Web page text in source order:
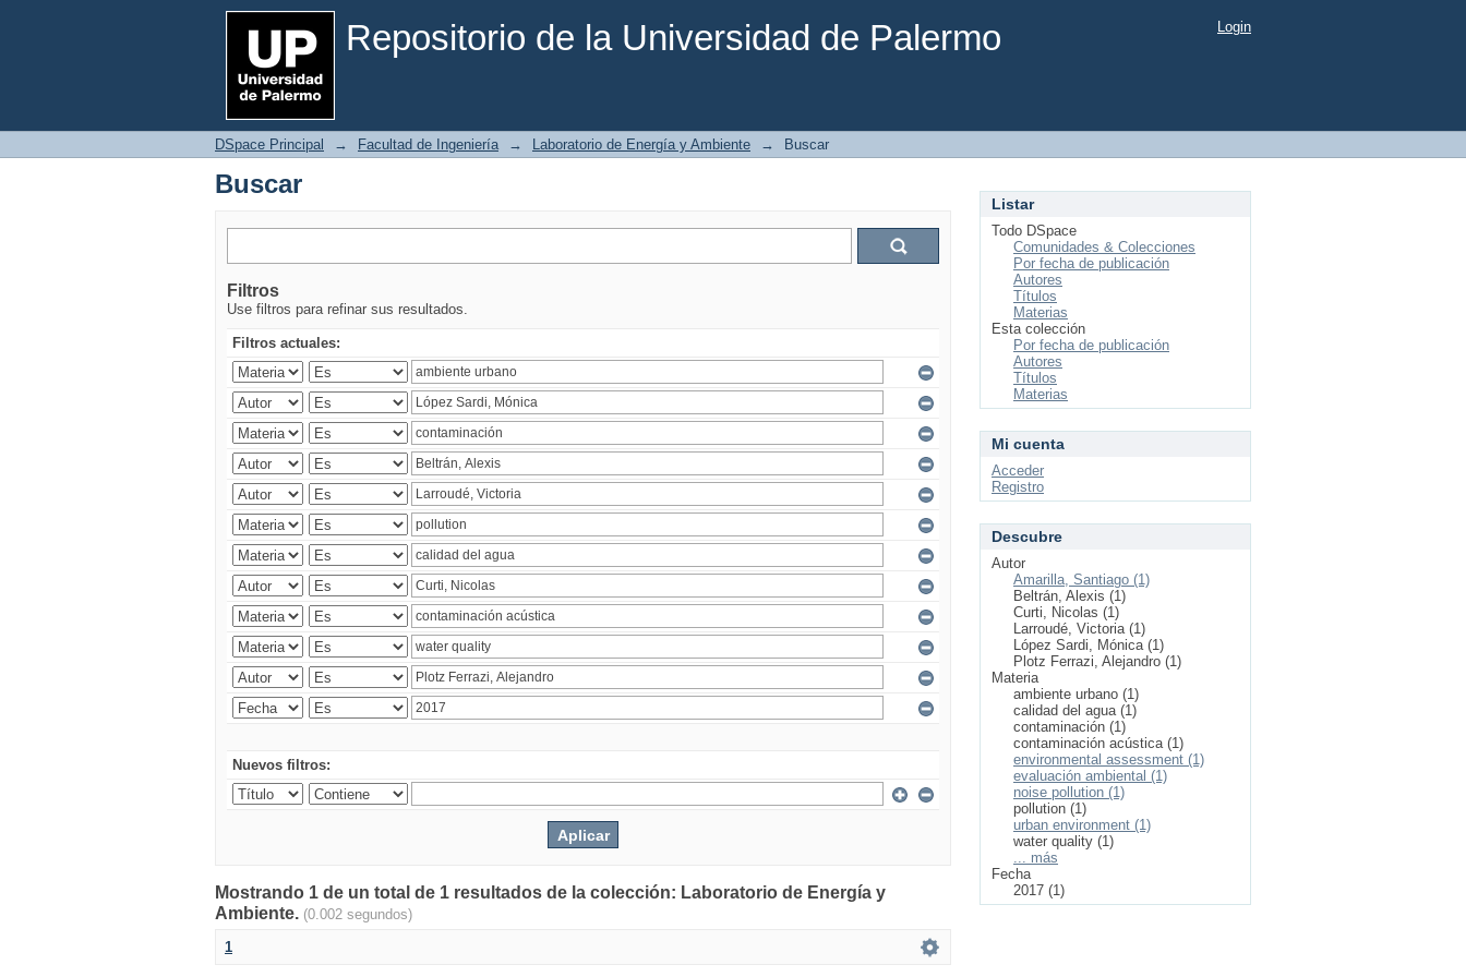
Repositorio de la Universidad de Palermo
Buscar Login
DSpace Principal → Facultad de Ingeniería → Laboratorio de Energía y Ambiente → Buscar
Buscar
Filtros
Use filtros para refinar sus resultados.
Filtros actuales:
Nuevos filtros:
Mostrando 1 de un total de 1 resultados de la colección: Laboratorio de Energía y
Ambiente. (0.002 segundos)
1
Listar
Todo DSpace
Comunidades & Colecciones
Por fecha de publicación
Autores
Títulos
Materias
Esta colección
Por fecha de publicación
Autores
Títulos
Materias
Mi cuenta
Acceder
Registro
Descubre
Autor
Amarilla, Santiago (1)
Beltrán, Alexis (1)
Curti, Nicolas (1)
Larroudé, Victoria (1)
López Sardi, Mónica (1)
Plotz Ferrazi, Alejandro (1)
Materia
ambiente urbano (1)
calidad del agua (1)
contaminación (1)
contaminación acústica (1)
environmental assessment (1)
evaluación ambiental (1)
noise pollution (1)
pollution (1)
urban environment (1)
water quality (1)
... más
Fecha
2017 (1)